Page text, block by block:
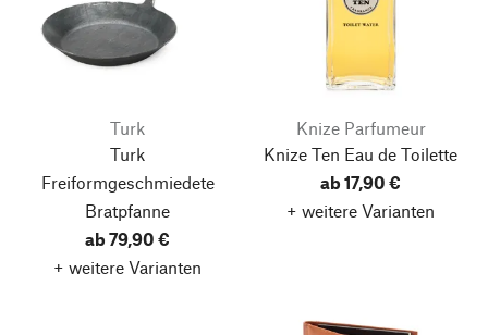
Turk
Turk
Freiformgeschmiedete
Bratpfanne
ab 79,90 €
+ weitere Varianten
Knize Parfumeur
Knize Ten Eau de Toilette
ab 17,90 €
+ weitere Varianten